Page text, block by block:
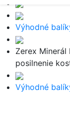
Výhodné
Zerex
posilnenie
Výhodné